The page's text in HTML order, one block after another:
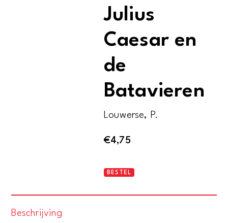
Julius
Caesar en
de
Batavieren
Louwerse, P.
€4,75
Alfer
BESTEL
Beschrijving